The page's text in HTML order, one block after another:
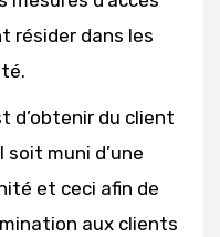
résider dans les
d’obtenir du client
soit muni d’une
et ceci afin de
aux clients